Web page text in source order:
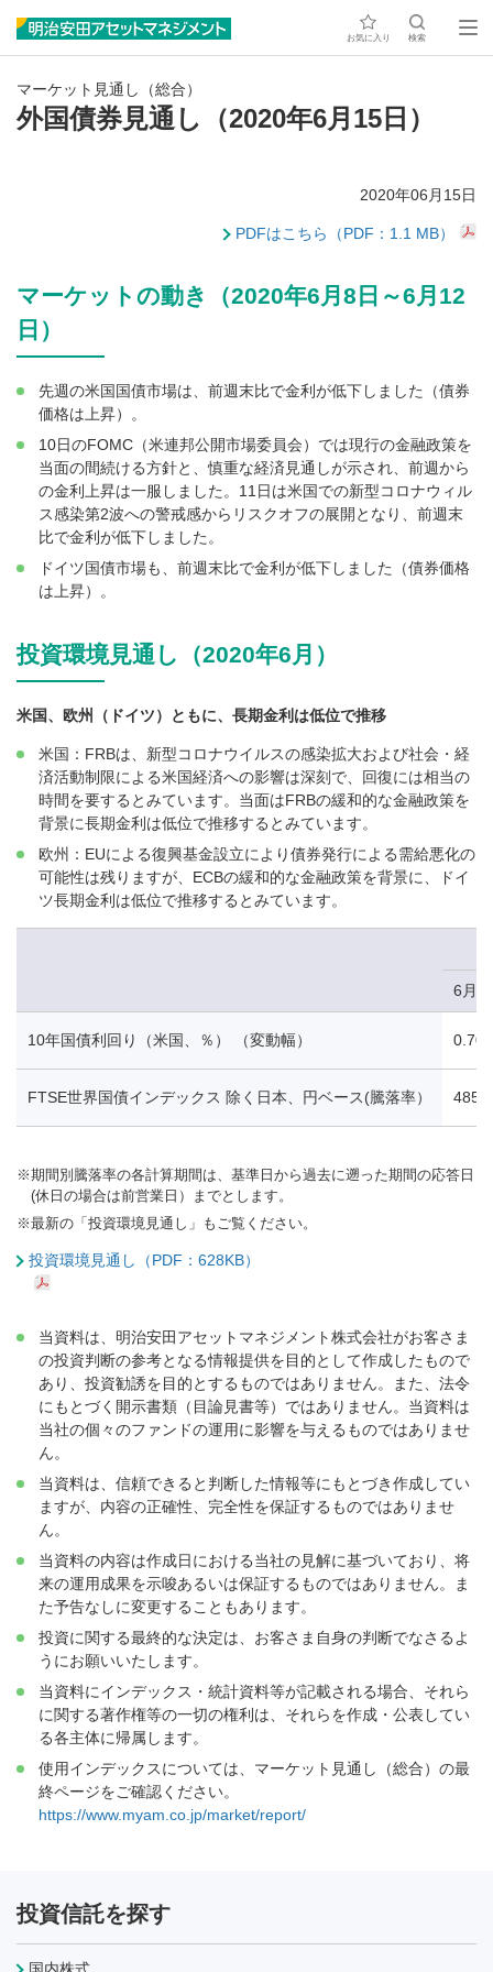
お気に入り 検索
マーケット見通し（総合）
外国債券見通し（2020年6月15日）
2020年06月15日
PDFはこちら（PDF：1.1 MB）
マーケットの動き（2020年6月8日～6月12
日）
先週の米国国債市場は、前週末比で金利が低下しました（債券
価格は上昇）。
10日のFOMC（米連邦公開市場委員会）では現行の金融政策を
当面の間続ける方針と、慎重な経済見通しが示され、前週から
の金利上昇は一服しました。11日は米国での新型コロナウィル
ス感染第2波への警戒感からリスクオフの展開となり、前週末
比で金利が低下しました。
ドイツ国債市場も、前週末比で金利が低下しました（債券価格
は上昇）。
投資環境見通し（2020年6月）
米国、欧州（ドイツ）ともに、長期金利は低位で推移
米国：FRBは、新型コロナウイルスの感染拡大および社会・経
済活動制限による米国経済への影響は深刻で、回復には相当の
時間を要するとみています。当面はFRBの緩和的な金融政策を
背景に長期金利は低位で推移するとみています。
欧州：EUによる復興基金設立により債券発行による需給悪化の
可能性は残りますが、ECBの緩和的な金融政策を背景に、ドイ
ツ長期金利は低位で推移するとみています。
6月
10年国債利回り（米国、％） （変動幅） 0.70
FTSE世界国債インデックス 除く日本、円ベース(騰落率）
※期間別騰落率の各計算期間は、基準日から過去に遡った期間の応答日
(休日の場合は前営業日）までとします。
※最新の「投資環境見通し」もご覧ください。
投資環境見通し（PDF：628KB）
当資料は、明治安田アセットマネジメント株式会社がお客さま
の投資判断の参考となる情報提供を目的として作成したもので
あり、投資勧誘を目的とするものではありません。また、法令
にもとづく開示書類（目論見書等）ではありません。当資料は
当社の個々のファンドの運用に影響を与えるものではありませ
ん。
当資料は、信頼できると判断した情報等にもとづき作成してい
ますが、内容の正確性、完全性を保証するものではありませ
ん。
当資料の内容は作成日における当社の見解に基づいており、将
来の運用成果を示唆あるいは保証するものではありません。ま
た予告なしに変更することもあります。
投資に関する最終的な決定は、お客さま自身の判断でなさるよ
うにお願いいたします。
当資料にインデックス・統計資料等が記載される場合、それら
に関する著作権等の一切の権利は、それらを作成・公表してい
る各主体に帰属します。
使用インデックスについては、マーケット見通し（総合）の最
終ページをご確認ください。
https://www.myam.co.jp/market/report/
投資信託を探す
国内株式